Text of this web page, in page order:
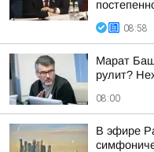
08:58
Марат
рулит?
08:00
В эфире